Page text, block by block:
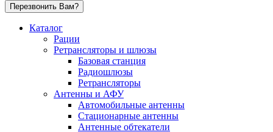
Перезвонить Вам?
Каталог
Рации
Ретрансляторы и шлюзы
Базовая станция
Радиошлюзы
Ретрансляторы
Антенны и АФУ
Автомобильные антенны
Стационарные антенны
Антенные обтекатели